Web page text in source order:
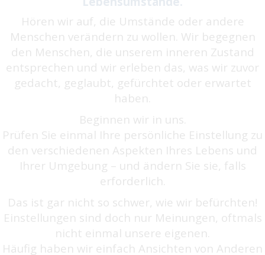
Hören wir auf, die Umstände oder andere
Menschen verändern zu wollen. Wir begegnen
den Menschen, die unserem inneren Zustand
entsprechen und wir erleben das, was wir zuvor
gedacht, geglaubt, gefürchtet oder erwartet
haben.
Beginnen wir in uns.
Prüfen Sie einmal Ihre persönliche Einstellung zu
den verschiedenen Aspekten Ihres Lebens und
Ihrer Umgebung – und ändern Sie sie, falls
erforderlich.
Das ist gar nicht so schwer, wie wir befürchten!
Einstellungen sind doch nur Meinungen, oftmals
nicht einmal unsere eigenen.
Häufig haben wir einfach Ansichten von Anderen